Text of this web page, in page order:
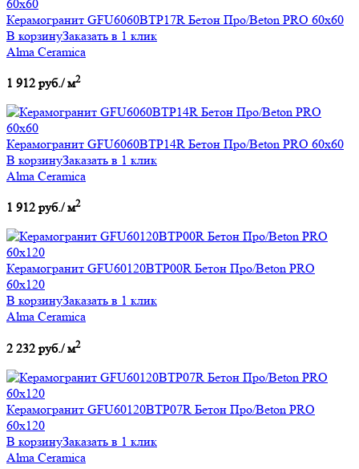
Керамогранит GFU6060BTP17R Бетон Про/Beton PRO 60х60
В корзинуЗаказать в 1 клик
Alma Ceramica
1 912 руб./ м2
Керамогранит GFU6060BTP14R Бетон Про/Beton PRO 60х60
В корзинуЗаказать в 1 клик
Alma Ceramica
1 912 руб./ м2
Керамогранит GFU60120BTP00R Бетон Про/Beton PRO
60х120
В корзинуЗаказать в 1 клик
Alma Ceramica
2 232 руб./ м2
Керамогранит GFU60120BTP07R Бетон Про/Beton PRO
60х120
В корзинуЗаказать в 1 клик
Alma Ceramica